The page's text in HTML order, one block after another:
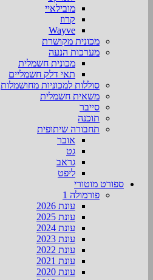
מובילאיי
קרוז
Wayve
מכונית מקושרת
מערכות הנעה
מכונית חשמלית
תאי דלק חשמליים
סוללות למכוניות מחושמלות
משאית חשמלית
סייבר
תוכנה
תחבורה שיתופית
אובר
גט
גראב
ליפט
ספורט מוטורי
פורמולה 1
עונת 2026
עונת 2025
עונת 2024
עונת 2023
עונת 2022
עונת 2021
עונת 2020